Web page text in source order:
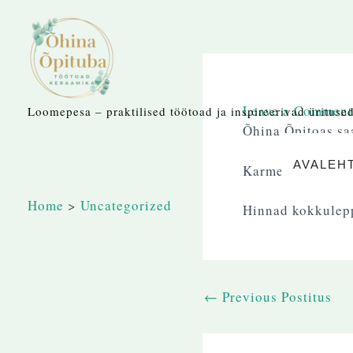
content
Loomepesa – praktilised töötoad ja inspireerivad
Home Uncategorized
Leave a Comment
Õhina Õpitoas
Karmen on
Hinnad
← Previous Postitus